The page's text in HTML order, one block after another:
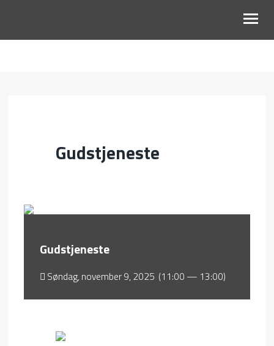
RESSURSER
Gudstjeneste
Gudstjeneste
Søndag, november 9, 2025 (11:00 — 13:00)